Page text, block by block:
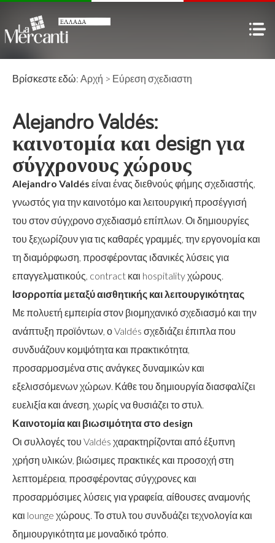
Βρίσκεστε εδώ: Αρχή > Εύρεση σχεδιαστη
Alejandro Valdés:
καινοτομία και design για
σύγχρονους χώρους
Alejandro Valdés είναι ένας διεθνούς φήμης σχεδιαστής,
γνωστός για την καινοτόμο και λειτουργική προσέγγισή
του στον σύγχρονο σχεδιασμό επίπλων. Οι δημιουργίες
του ξεχωρίζουν για τις καθαρές γραμμές, την εργονομία και
τη διαμόρφωση, προσφέροντας ιδανικές λύσεις για
επαγγελματικούς, contract και hospitality χώρους.
Ισορροπία μεταξύ αισθητικής και λειτουργικότητας
Με πολυετή εμπειρία στον βιομηχανικό σχεδιασμό και την
ανάπτυξη προϊόντων, ο Valdés σχεδιάζει έπιπλα που
συνδυάζουν κομψότητα και πρακτικότητα,
προσαρμοσμένα στις ανάγκες δυναμικών και
εξελισσόμενων χώρων. Κάθε του δημιουργία διασφαλίζει
ευελιξία και άνεση, χωρίς να θυσιάζει το στυλ.
Καινοτομία και βιωσιμότητα στο design
Οι συλλογές του Valdés χαρακτηρίζονται από έξυπνη
χρήση υλικών, βιώσιμες πρακτικές και προσοχή στη
λεπτομέρεια, προσφέροντας σύγχρονες και
προσαρμόσιμες λύσεις για γραφεία, αίθουσες αναμονής
και lounge χώρους. Το στυλ του συνδυάζει τεχνολογία και
δημιουργικότητα με μοναδικό τρόπο.